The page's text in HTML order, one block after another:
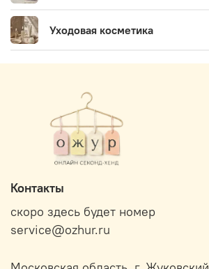
Уходовая косметика
Контакты
скоро здесь будет номер
service@ozhur.ru